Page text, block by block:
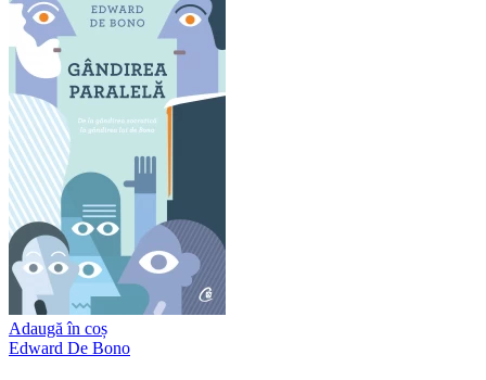
Adaugă în coș
Edward De Bono